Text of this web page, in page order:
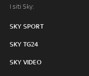
I siti Sky:
SKY SPORT
SKY TG24
SKY VIDEO